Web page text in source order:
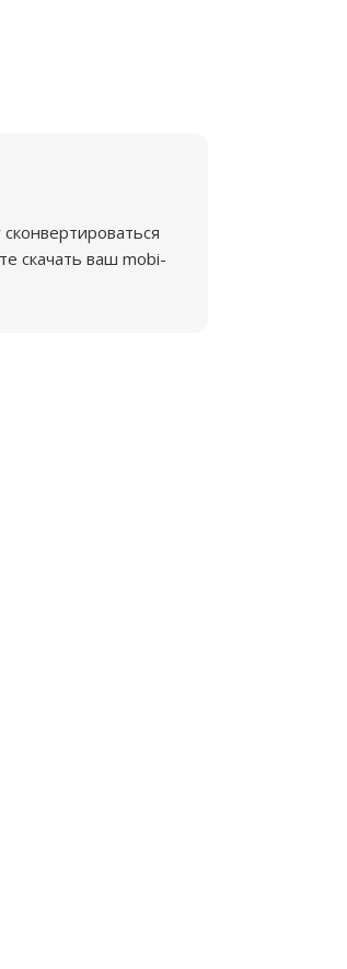
скачать ваш mobi-